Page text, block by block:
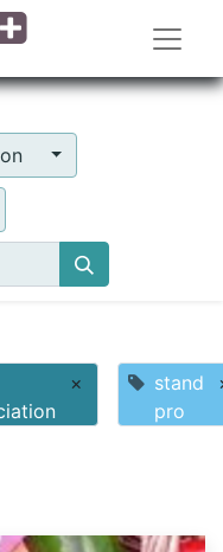
×
stand
pro